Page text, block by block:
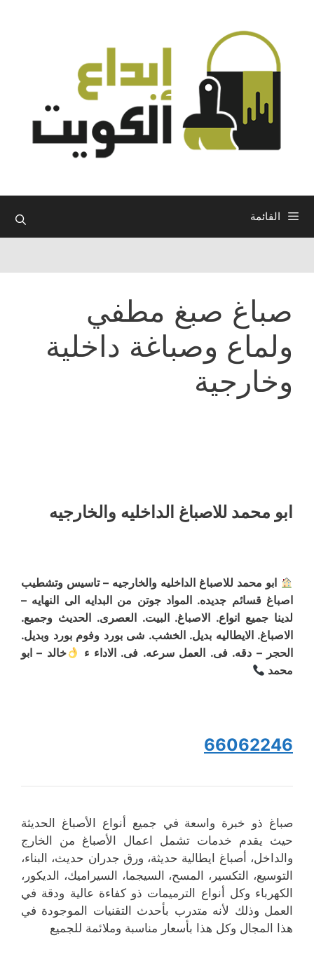
القائمة
صباغ صبغ مطفي
ولماع وصباغة داخلية
وخارجية
ابو محمد للاصباغ الداخليه والخارجيه
ابو محمد للاصباغ الداخليه والخارجيه – تاسيس وتشطيب
اصباغ قسائم جديده. المواد جوتن من البدايه الى النهايه –
لدينا جميع انواع. الاصباغ. البيت. العصرى. الحديث وجميع.
الاصباغ. الايطاليه بديل. الخشب. شى بورد وفوم بورد وبديل.
الحجر – دقه. فى. العمل سرعه. فى. الاداء ء
خالد – ابو
محمد
66062246
صباغ ذو خبرة واسعة في جميع أنواع الأصباغ الحديثة
حيث يقدم خدمات تشمل اعمال الأصباغ من الخارج
والداخل، أصباغ ايطالية حديثة، ورق جدران حديث، البناء،
التوسيع، التكسير، المسح، السيجما، السيراميك، الديكور،
الكهرباء وكل أنواع الترميمات ذو كفاءة عالية ودقة في
العمل وذلك لأنه متدرب بأحدث التقنيات الموجودة في
هذا المجال وكل هذا بأسعار مناسبة وملائمة للجميع